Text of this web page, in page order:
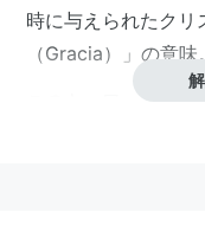
時に与えられたクリ
（Gracia）」の意味
このキーワードが